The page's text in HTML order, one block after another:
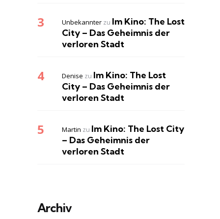
Unbekannter zu Im Kino: The Lost
City – Das Geheimnis der
verloren Stadt
Denise zu Im Kino: The Lost
City – Das Geheimnis der
verloren Stadt
Martin zu Im Kino: The Lost City
– Das Geheimnis der
verloren Stadt
Archiv